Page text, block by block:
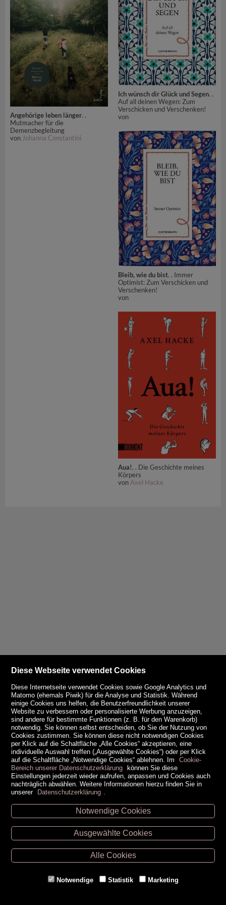
Angehörige leben länger. .
Mutmacher für die
Demenzbegleitung
von Johanna Constantini
Ich wünsch dir Glück und Segen. .
Auf all deinen Wegen: Zum
Verschicken und Verschenken!
von
Bleib, wie du bist. . Immer
Optimist: Zum Verschicken und
Verschenken!
von
Aua!. . Die Geschichte meines
Körpers
von Axel Hacke
Unsere Öffnungszeiten
Retz -02942/20433
Hollabrunn -02952/30057
Eggenburg -02984/3836
Gmünd -
Diese Webseite verwendet Cookies
Diese Internetseite verwendet Cookies sowie Google Analytics und
Matomo (ehemals Piwik) für die Analyse und Statistik. Während
einige Cookies uns helfen, die Benutzerfreundlichkeit unserer
Website zu verbessern oder personalisierte Werbung anzuzeigen,
sind andere für bestimmte Funktionen (z. B. für den Warenkorb)
notwendig. Sie können selbst entscheiden, ob Sie der Nutzung von
Cookies zustimmen. Sie können diese nicht notwendigen Cookies
per Klick auf die Schaltfläche „Alle Cookies“ akzeptieren, eine
individuelle Auswahl treffen („Ausgewählte Cookies“) oder per Klick
auf die Schaltfläche „Notwendige Cookies“ ablehnen. Im
Cookie-
Bereich unserer Datenschutzerklärung können Sie diese
Einstellungen jederzeit wieder aufrufen, anpassen und Cookies auch
nachträglich abwählen. Weitere Informationen hierzu finden Sie in
unserer Datenschutzerklärung
Notwendige Cookies
Ausgewählte Cookies
Alle Cookies
Notwendige Statistik Marketing